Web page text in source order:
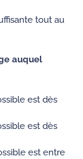
tout au
auquel
est dès
est dès
est entre